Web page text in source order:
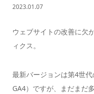
2023.01.07
ウェブサイトの改善に欠
ィクス。
最新バージョンは第4世
GA4）ですが、まだまだ